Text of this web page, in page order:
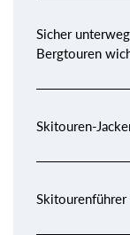
Sicher
Bergtouren
Skitouren-